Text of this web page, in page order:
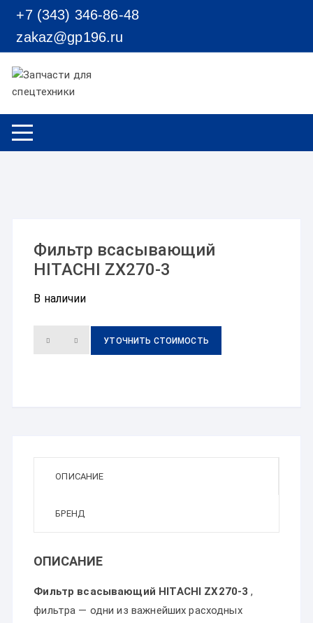
Перейти к содержимому
+7 (343) 346-86-48
zakaz@gp196.ru
Фильтр всасывающий
HITACHI ZX270-3
В наличии
УТОЧНИТЬ СТОИМОСТЬ
ОПИСАНИЕ
БРЕНД
ОПИСАНИЕ
Фильтр всасывающий HITACHI ZX270-3 ,
фильтра — одни из важнейших расходных